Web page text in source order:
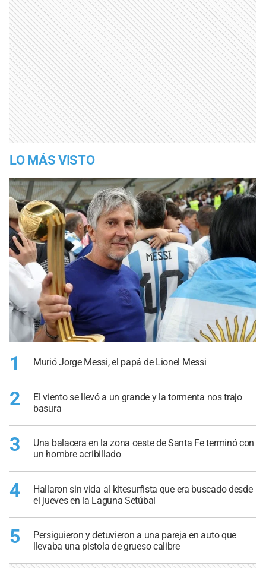
LO MÁS VISTO
1 Murió Jorge Messi, el papá de Lionel Messi
2
El viento se llevó a un grande y la tormenta nos trajo
basura
3
Una balacera en la zona oeste de Santa Fe terminó con
un hombre acribillado
4
Hallaron sin vida al kitesurfista que era buscado desde
el jueves en la Laguna Setúbal
5
Persiguieron y detuvieron a una pareja en auto que
llevaba una pistola de grueso calibre